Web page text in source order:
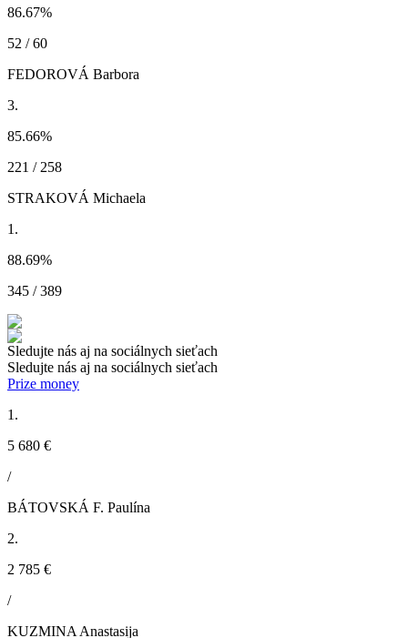
86.67%
52 / 60
FEDOROVÁ Barbora
3.
85.66%
221 / 258
STRAKOVÁ Michaela
1.
88.69%
345 / 389
Sledujte nás aj na sociálnych sieťach
Sledujte nás aj na sociálnych sieťach
Prize money
1.
5 680 €
/
BÁTOVSKÁ F. Paulína
2.
2 785 €
/
KUZMINA Anastasija